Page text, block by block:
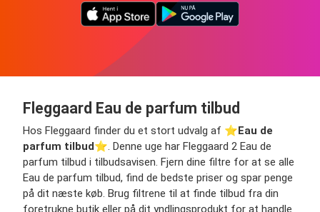
Fleggaard Eau de parfum tilbud
Hos Fleggaard finder du et stort udvalg af ⭐️Eau de
parfum tilbud⭐️. Denne uge har Fleggaard 2 Eau de
parfum tilbud i tilbudsavisen. Fjern dine filtre for at se alle
Eau de parfum tilbud, find de bedste priser og spar penge
på dit næste køb. Brug filtrene til at finde tilbud fra din
foretrukne butik eller på dit yndlingsprodukt for at handle